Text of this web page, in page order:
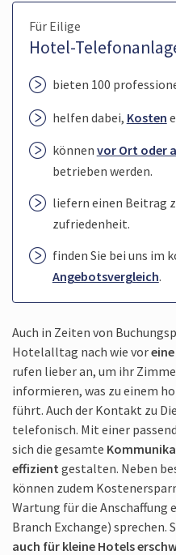
Für Eilige
Hotel-
bieten 100
helfen dabei, Kosten
können vor Ort oder
betrieben werden.
liefern einen Beitrag
zufriedenheit.
finden Sie bei uns im
Angebotsvergleich.
Auch in Zeiten von
Hotelalltag nach wie vor
rufen lieber an, um ihr
informieren, was zu einem
führt. Auch der Kontakt zu
telefonisch. Mit einer
sich die gesamte
effizient gestalten. Neben
können zudem
Wartung für die Anschaffung
Branch Exchange)
auch für kleine Hotels